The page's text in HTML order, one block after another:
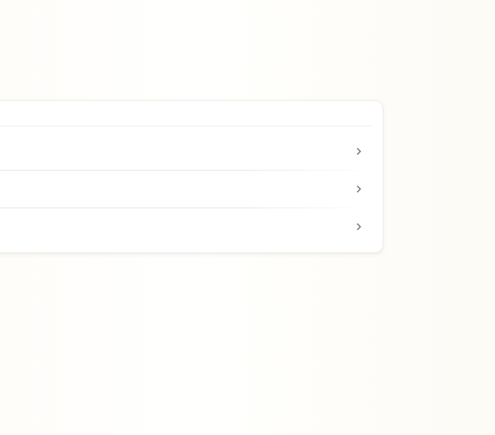
chevron_right
chevron_right
chevron_right